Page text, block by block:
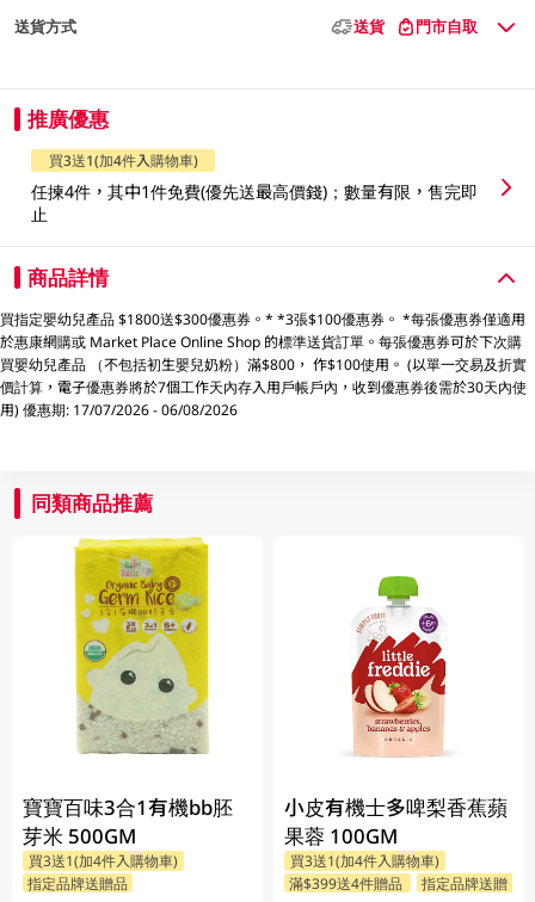
送貨方式 送貨 門市自取
推廣優惠
買3送1(加4件入購物車)
任揀4件，其中1件免費(優先送最高價錢)；數量有限，售完即
止
商品詳情
買指定嬰幼兒產品 $1800送$300優惠券。* *3張$100優惠券。 *每張優惠券僅適用
於惠康網購或 Market Place Online Shop 的標準送貨訂單。每張優惠券可於下次購
買嬰幼兒產品 （不包括初生嬰兒奶粉）滿$800， 作$100使用。 (以單一交易及折實
價計算，電子優惠券將於7個工作天內存入用戶帳戶內，收到優惠券後需於30天內使
用) 優惠期: 17/07/2026 - 06/08/2026
同類商品推薦
寶寶百味3合1有機bb胚
芽米 500GM
買3送1(加4件入購物車)
指定品牌送贈品
小皮有機士多啤梨香蕉蘋
果蓉 100GM
買3送1(加4件入購物車)
滿$399送4件贈品
指定品牌送贈品